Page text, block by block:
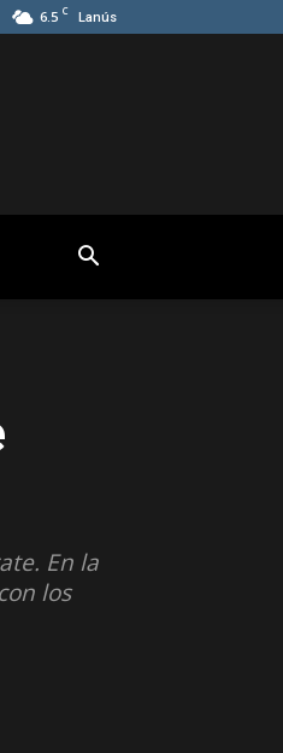
6.5 C Lanús
En la
los